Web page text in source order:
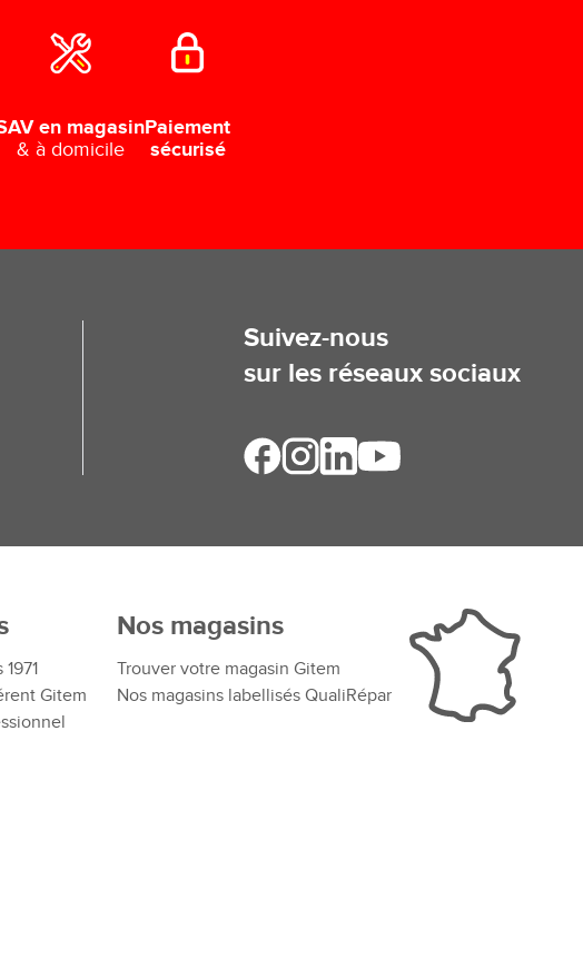
en magasin
& à domicile
Paiement
sécurisé
Suivez-nous
sur les réseaux sociaux
Gitem
Nos magasins
Trouver votre magasin Gitem
Nos magasins labellisés QualiRépar